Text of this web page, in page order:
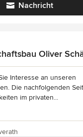
Nachricht
Oliver
Interesse an unseren
Die nachfolgenden
im privaten...